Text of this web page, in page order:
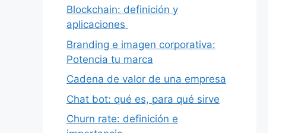
Blockchain: definición y
aplicaciones
Branding e imagen corporativa:
Potencia tu marca
Cadena de valor de una empresa
Chat bot: qué es, para qué sirve
Churn rate: definición e